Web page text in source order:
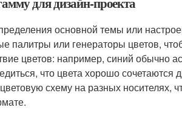
основной темы или
палитры или генераторы цветов,
цветов: например, синий обычно
что цвета хорошо сочетаются
схему на разных носителях,